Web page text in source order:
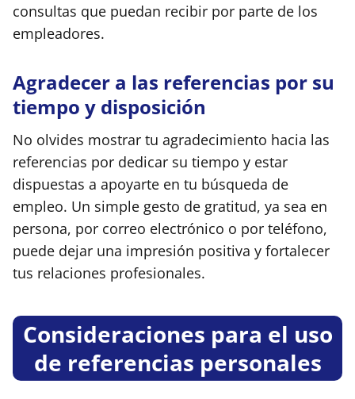
consultas que puedan recibir por parte de los
empleadores.
Agradecer a las referencias por su
tiempo y disposición
No olvides mostrar tu agradecimiento hacia las
referencias por dedicar su tiempo y estar
dispuestas a apoyarte en tu búsqueda de
empleo. Un simple gesto de gratitud, ya sea en
persona, por correo electrónico o por teléfono,
puede dejar una impresión positiva y fortalecer
tus relaciones profesionales.
Consideraciones para el uso
de referencias personales